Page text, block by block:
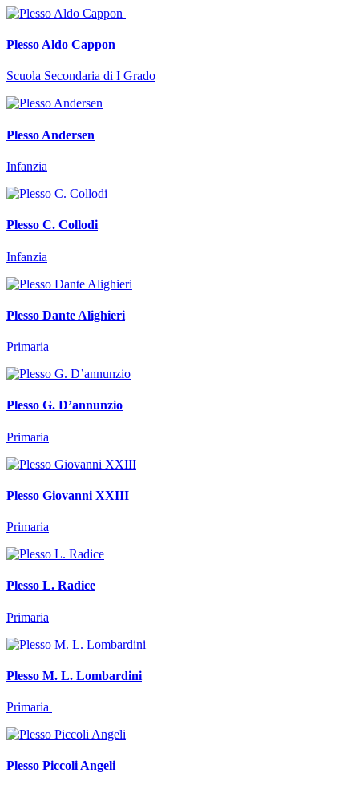
Plesso Aldo Cappon
Scuola Secondaria di I Grado
Plesso Andersen
Infanzia
Plesso C. Collodi
Infanzia
Plesso Dante Alighieri
Primaria
Plesso G. D’annunzio
Primaria
Plesso Giovanni XXIII
Primaria
Plesso L. Radice
Primaria
Plesso M. L. Lombardini
Primaria
Plesso Piccoli Angeli